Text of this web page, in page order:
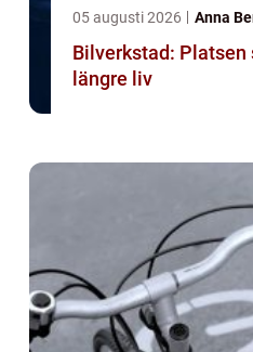
05 augusti 2026 Anna
Bilverkstad: Platsen
längre liv